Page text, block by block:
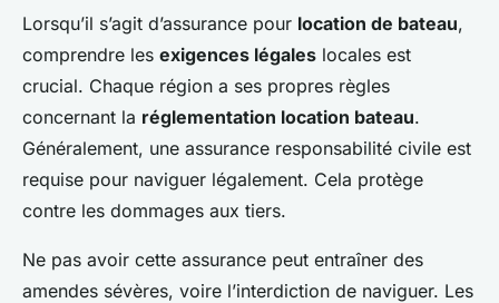
Sara•2 mars 2025 •6 min de lecture
Lorsqu’il s’agit d’assurance pour location de bateau,
comprendre les exigences légales locales est
crucial. Chaque région a ses propres règles
concernant la réglementation location bateau.
Généralement, une assurance responsabilité civile est
requise pour naviguer légalement. Cela protège
contre les dommages aux tiers.
Ne pas avoir cette assurance peut entraîner des
amendes sévères, voire l’interdiction de naviguer. Les